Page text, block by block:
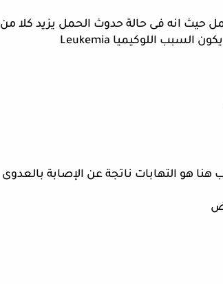
حيث انه فى حالة حدوث الحمل يزيد كلا من